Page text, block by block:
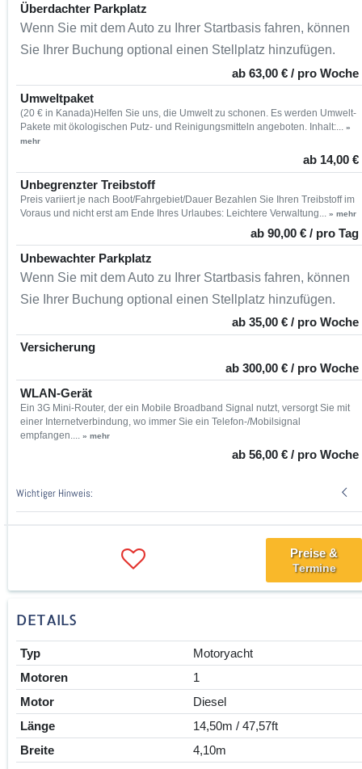
Überdachter Parkplatz
Wenn Sie mit dem Auto zu Ihrer Startbasis fahren, können
Sie Ihrer Buchung optional einen Stellplatz hinzufügen.
ab 63,00 € / pro Woche
Umweltpaket
(20 € in Kanada)Helfen Sie uns, die Umwelt zu schonen. Es werden Umwelt-
Pakete mit ökologischen Putz- und Reinigungsmitteln angeboten. Inhalt:...
»
mehr
ab 14,00 €
Unbegrenzter Treibstoff
Preis variiert je nach Boot/Fahrgebiet/Dauer Bezahlen Sie Ihren Treibstoff im
Voraus und nicht erst am Ende Ihres Urlaubes: Leichtere Verwaltung... » mehr
ab 90,00 € / pro Tag
Unbewachter Parkplatz
Wenn Sie mit dem Auto zu Ihrer Startbasis fahren, können
Sie Ihrer Buchung optional einen Stellplatz hinzufügen.
ab 35,00 € / pro Woche
Versicherung
ab 300,00 € / pro Woche
WLAN-Gerät
Ein 3G Mini-Router, der ein Mobile Broadband Signal nutzt, versorgt Sie mit
einer Internetverbindung, wo immer Sie ein Telefon-/Mobilsignal
empfangen....
» mehr
ab 56,00 € / pro Woche
Wichtiger Hinweis:
Preise &
Termine
DETAILS
Typ
Motoryacht
Motoren
1
Motor
Diesel
Länge
14,50m / 47,57ft
Breite
4,10m